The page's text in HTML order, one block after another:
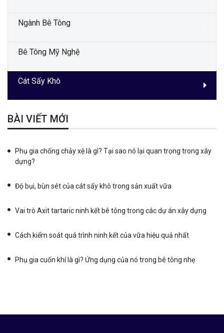
Ngành Bê Tông
Bê Tông Mỹ Nghệ
Cát Sấy Khô
BÀI VIẾT MỚI
Phụ gia chống chảy xệ là gì? Tại sao nó lại quan trọng trong xây
dựng?
Độ bụi, bùn sét của cát sấy khô trong sản xuất vữa
Vai trò Axit tartaric ninh kết bê tông trong các dự án xây dựng
Cách kiểm soát quá trình ninh kết của vữa hiệu quả nhất
Phụ gia cuốn khí là gì? Ứng dụng của nó trong bê tông nhẹ